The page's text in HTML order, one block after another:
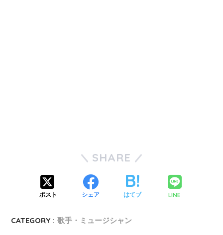
SHARE
ポスト シェア はてブ LINE
CATEGORY : 歌手・ミュージシャン